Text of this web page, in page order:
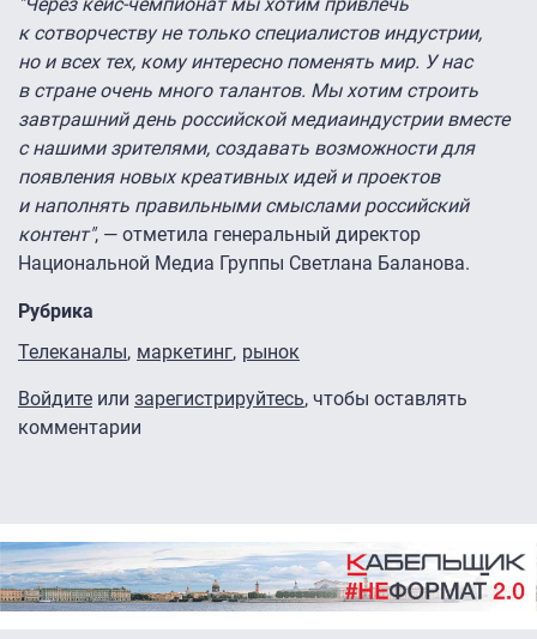
"Через кейс-чемпионат мы хотим привлечь
к сотворчеству не только специалистов индустрии,
но и всех тех, кому интересно поменять мир. У нас
в стране очень много талантов. Мы хотим строить
завтрашний день российской медиаиндустрии вместе
с нашими зрителями, создавать возможности для
появления новых креативных идей и проектов
и наполнять правильными смыслами российский
контент", — отметила генеральный директор
Национальной Медиа Группы Светлана Баланова.
Рубрика
Телеканалы маркетинг рынок
Войдите или зарегистрируйтесь, чтобы оставлять
комментарии